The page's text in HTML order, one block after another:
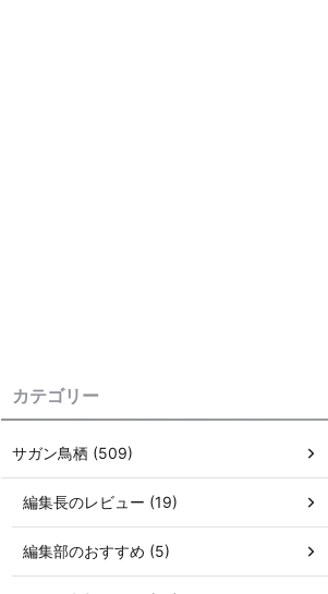
カテゴリー
サガン鳥栖 (509)
編集長のレビュー (19)
編集部のおすすめ (5)